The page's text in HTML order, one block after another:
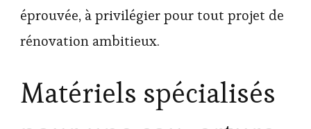
éprouvée, à privilégier pour tout projet de
rénovation ambitieux.
Matériels spécialisés